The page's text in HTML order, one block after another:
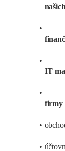
IT
firmy